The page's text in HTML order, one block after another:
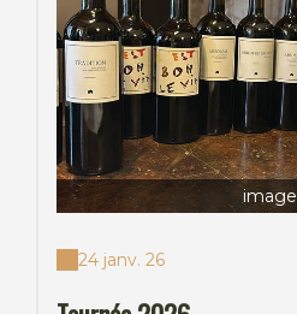
image
24 janv. 26